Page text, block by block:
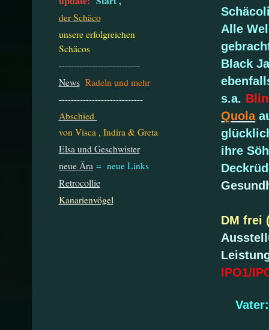
Alle
Black
s.a.
Quola
ihre
DM frei
IPO1/
Vater:
der Schäco
unsere erfolgreichen
Schäcos
---------------------------
NewsRadeln und mehr
----------------------------
Abschied
von Visca , Indira & Greta
Elsa und Geschwister
neue Ära= neue Links
Retrocollie
Kanarienvögel